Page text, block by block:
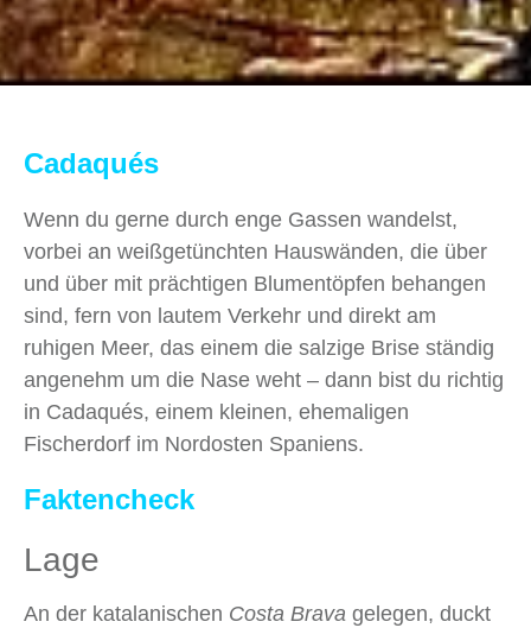
Cadaqués
Wenn du gerne durch enge Gassen wandelst,
vorbei an weißgetünchten Hauswänden, die über
und über mit prächtigen Blumentöpfen behangen
sind, fern von lautem Verkehr und direkt am
ruhigen Meer, das einem die salzige Brise ständig
angenehm um die Nase weht – dann bist du richtig
in Cadaqués, einem kleinen, ehemaligen
Fischerdorf im Nordosten Spaniens.
Faktencheck
Lage
An der katalanischen Costa Brava gelegen, duckt